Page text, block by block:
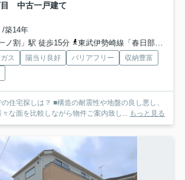
目 中古一戸建て
/築14年
ノ割」駅 徒歩15分
東武伊勢崎線「春日部」駅 徒歩22分
ス 陽当り良好 バリアフリー
収納豊富
の耐震性や地盤の良し悪し、
な面を比較しながら物件ご案内致し... もっと見る